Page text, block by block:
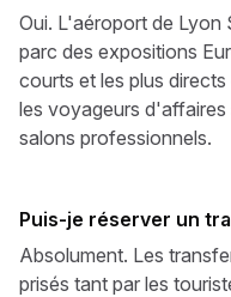
Oui. L'aéroport de
parc des expositions
courts et les plus
les voyageurs
salons professionnels.
Puis-je réserver un
Absolument. Les
prisés tant par les